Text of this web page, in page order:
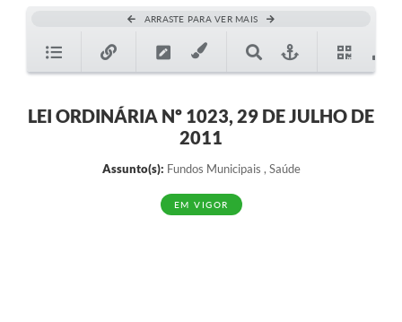
ARRASTE PARA VER MAIS
LEI ORDINÁRIA Nº 1023, 29 DE JULHO DE
2011
Assunto(s): Fundos Municipais , Saúde
EM VIGOR